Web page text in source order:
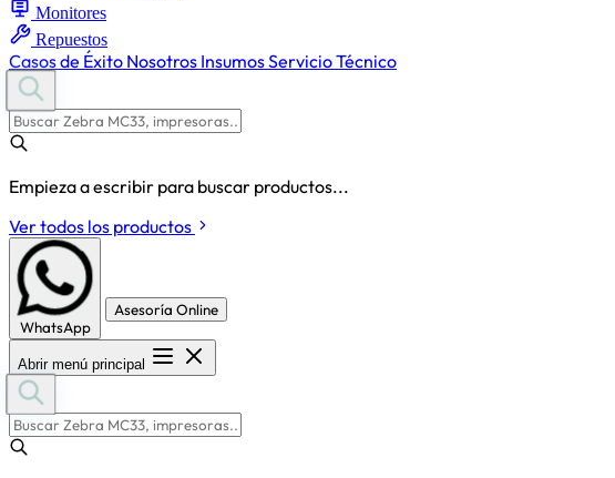
Monitores
Repuestos
Casos de Éxito Nosotros InsumosServicio Técnico
Empieza a escribir para buscar productos...
Ver todos los productos
WhatsApp
Asesoría Online
Abrir menú principal